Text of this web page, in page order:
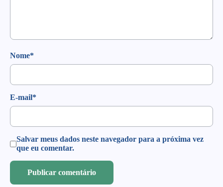
Nome*
E-mail*
Salvar meus dados neste navegador para a próxima vez
que eu comentar.